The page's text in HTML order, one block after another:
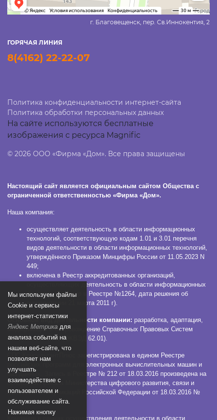
г. Благовещенск, пер. Св.Иннокентия, 2
ГОРЯЧАЯ ЛИНИЯ
8(4162) 22-22-07
Политика конфиденциальности интернет-сайта
Политика обработки персональных данных
На сайте используются бесплатные
изображения с ресурса Magnific
© 2026 ООО «Фирма «Дом». Все права защищены
Настоящий сайт является официальным сайтом Общества с
ограниченной ответственностью «Фирма «Дом».
Наша компания:
осуществляет деятельность в области информационных
технологий, соответствующую кодам 1.01 и 3.01 перечня
видов деятельности в области информационных технологий,
утверждённого Приказом Минцифры России от 11.05.2023 N
449;
включена в Реестр аккредитованных организаций,
осуществляющих деятельность в области информационных
технологий (номер в Реестре №1264, дата решения об
аккредитации 21 марта 2011 г).
Основной вид деятельности компании: разработка, адаптация,
модификация и сопровождение Справочных Правовых Систем
КонсультантПлюс (ОКВЭД 62.01).
СПС КонсультантПлюс зарегистрирована в едином Реестре
российских программ для электронных вычислительных машин и
баз данных. Запись в Реестре № 212 от 18.03.2016 произведена на
основании Приказа Министерства цифрового развития, связи и
массовых коммуникаций Российской Федерации от 18.03.2016 №
112.
Компания в рамках осуществления деятельности в области
Мы используем файлы
Сookie и сервисы
интернет-статистики
Яндекс Метрика для
анализа событий на
нашем веб-сайте, что
позволяет нам
улучшать
взаимодействие с
пользователем и
обслуживание сайта.
Нажимая кнопку